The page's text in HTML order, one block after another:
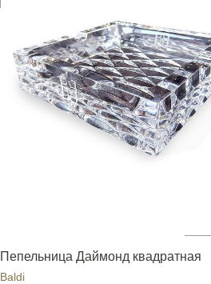
Пепельница Даймонд квадратная
Baldi